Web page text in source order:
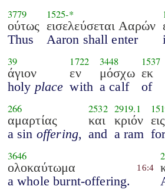
3779
ούτως
Thus
1525-*
εισελεύσεται Ααρών
Aaron shall enter
39
άγιον
holy place
1722
εν
with
3448
μόσχω
a calf
1537
εκ
of
266
αμαρτίας
a sin offering,
2532
και
and
2919.1
κριόν
a ram
εις
3646
ολοκαύτωμα
a whole burnt-offering.
16:4